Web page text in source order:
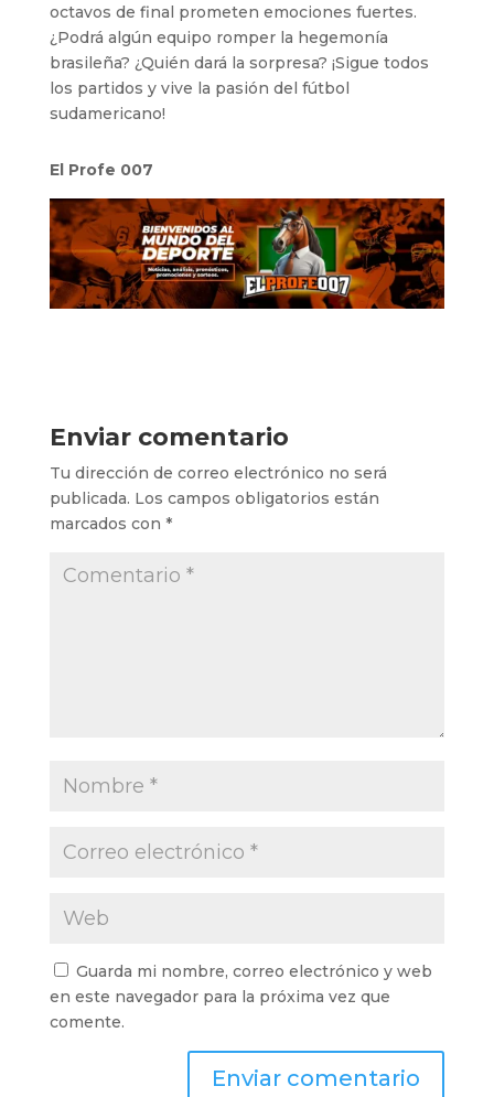
octavos de final prometen emociones fuertes.
¿Podrá algún equipo romper la hegemonía
brasileña? ¿Quién dará la sorpresa? ¡Sigue todos
los partidos y vive la pasión del fútbol
sudamericano!
El Profe 007
Enviar comentario
Tu dirección de correo electrónico no será
publicada. Los campos obligatorios están
marcados con *
Guarda mi nombre, correo electrónico y web
en este navegador para la próxima vez que
comente.